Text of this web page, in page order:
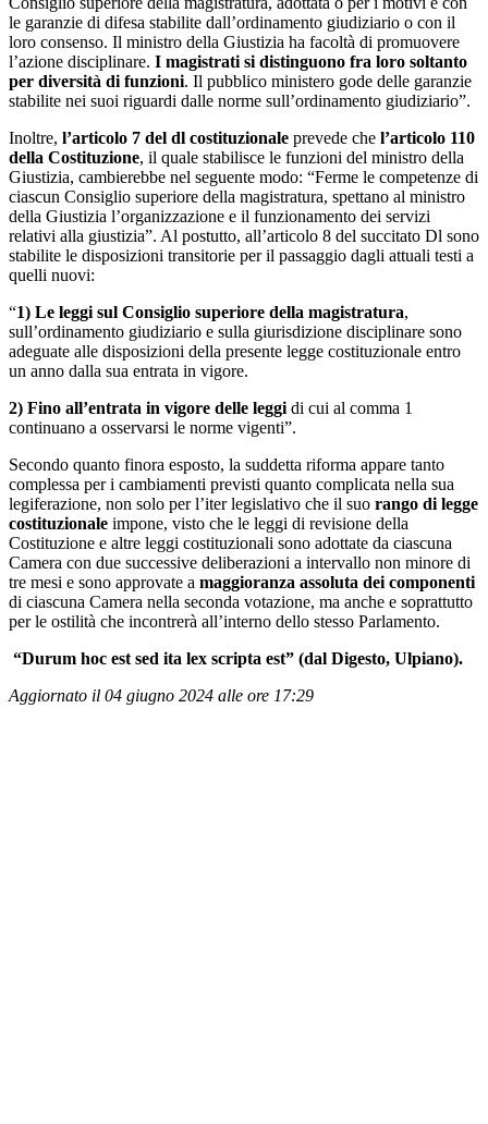
le garanzie di difesa stabilite dall’ordinamento giudiziario o con il
loro consenso. Il ministro della Giustizia ha facoltà di promuovere
l’azione disciplinare. I magistrati si distinguono fra loro soltanto
per diversità di funzioni. Il pubblico ministero gode delle garanzie
stabilite nei suoi riguardi dalle norme sull’ordinamento giudiziario”.
Inoltre, l’articolo 7 del dl costituzionale prevede che l’articolo 110
della Costituzione, il quale stabilisce le funzioni del ministro della
Giustizia, cambierebbe nel seguente modo: “Ferme le competenze di
ciascun Consiglio superiore della magistratura, spettano al ministro
della Giustizia l’organizzazione e il funzionamento dei servizi
relativi alla giustizia”. Al postutto, all’articolo 8 del succitato Dl sono
stabilite le disposizioni transitorie per il passaggio dagli attuali testi a
quelli nuovi:
“1) Le leggi sul Consiglio superiore della magistratura,
sull’ordinamento giudiziario e sulla giurisdizione disciplinare sono
adeguate alle disposizioni della presente legge costituzionale entro
un anno dalla sua entrata in vigore.
2) Fino all’entrata in vigore delle leggi di cui al comma 1
continuano a osservarsi le norme vigenti”.
Secondo quanto finora esposto, la suddetta riforma appare tanto
complessa per i cambiamenti previsti quanto complicata nella sua
legiferazione, non solo per l’iter legislativo che il suo rango di legge
costituzionale impone, visto che le leggi di revisione della
Costituzione e altre leggi costituzionali sono adottate da ciascuna
Camera con due successive deliberazioni a intervallo non minore di
tre mesi e sono approvate a maggioranza assoluta dei componenti
di ciascuna Camera nella seconda votazione, ma anche e soprattutto
per le ostilità che incontrerà all’interno dello stesso Parlamento.
“Durum hoc est sed ita lex scripta est” (dal Digesto, Ulpiano).
Aggiornato il 04 giugno 2024 alle ore 17:29